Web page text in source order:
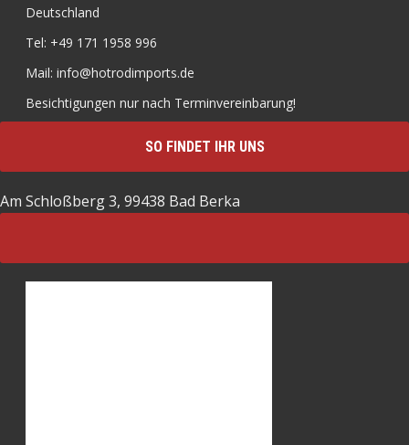
Deutschland
Tel: +49 171 1958 996
Mail: info@hotrodimports.de
Besichtigungen nur nach Terminvereinbarung!
SO FINDET IHR UNS
Am Schloßberg 3, 99438 Bad Berka